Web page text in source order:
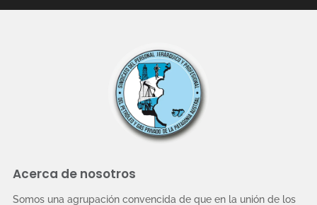
Acerca de nosotros
Somos una agrupación convencida de que en la unión de los